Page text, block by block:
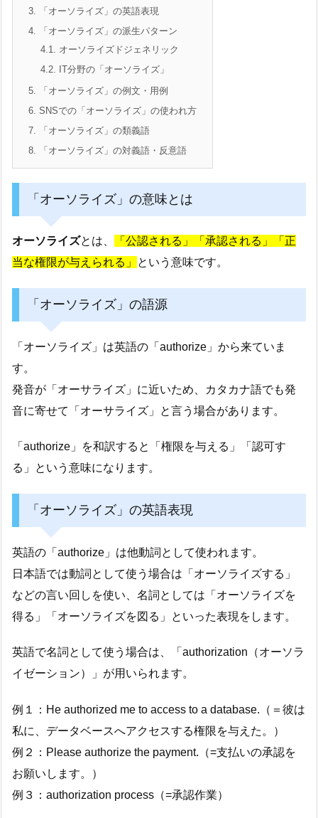
3. 「オーソライズ」の英語表現
4. 「オーソライズ」の派生パターン
4.1. オーソライズドジェネリック
4.2. IT分野の「オーソライズ」
5. 「オーソライズ」の例文・用例
6. SNSでの「オーソライズ」の使われ方
7. 「オーソライズ」の類義語
8. 「オーソライズ」の対義語・反意語
「オーソライズ」の意味とは
オーソライズとは、
「公認される」「承認される」「正
当な権限が与えられる」
という意味です。
「オーソライズ」の語源
「オーソライズ」は英語の「authorize」から来ていま
す。
発音が「オーサライズ」に近いため、カタカナ語でも発
音に寄せて「オーサライズ」と言う場合があります。
「authorize」を和訳すると「権限を与える」「認可す
る」という意味になります。
「オーソライズ」の英語表現
英語の「authorize」は他動詞として使われます。
日本語では動詞として使う場合は「オーソライズする」
などの言い回しを使い、名詞としては「オーソライズを
得る」「オーソライズを図る」といった表現をします。
英語で名詞として使う場合は、「authorization（オーソラ
イゼーション）」が用いられます。
例１：He authorized me to access to a database.（＝彼は
私に、データベースへアクセスする権限を与えた。）
例２：Please authorize the payment.（=支払いの承認を
お願いします。）
例３：authorization process（=承認作業）